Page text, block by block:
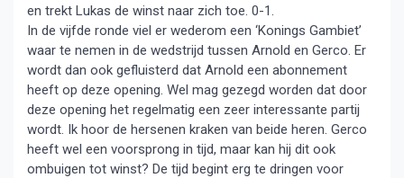
en trekt Lukas de winst naar zich toe. 0-1.
In de vijfde ronde viel er wederom een ‘Konings Gambiet’
waar te nemen in de wedstrijd tussen Arnold en Gerco. Er
wordt dan ook gefluisterd dat Arnold een abonnement
heeft op deze opening. Wel mag gezegd worden dat door
deze opening het regelmatig een zeer interessante partij
wordt. Ik hoor de hersenen kraken van beide heren. Gerco
heeft wel een voorsprong in tijd, maar kan hij dit ook
ombuigen tot winst? De tijd begint erg te dringen voor